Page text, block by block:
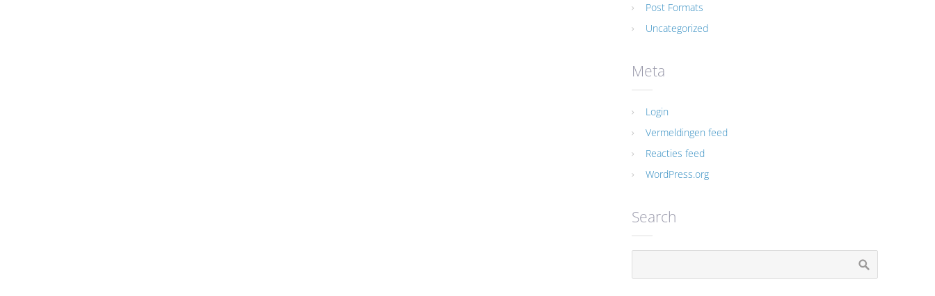
Post Formats
Uncategorized
Meta
Login
Vermeldingen feed
Reacties feed
WordPress.org
Search